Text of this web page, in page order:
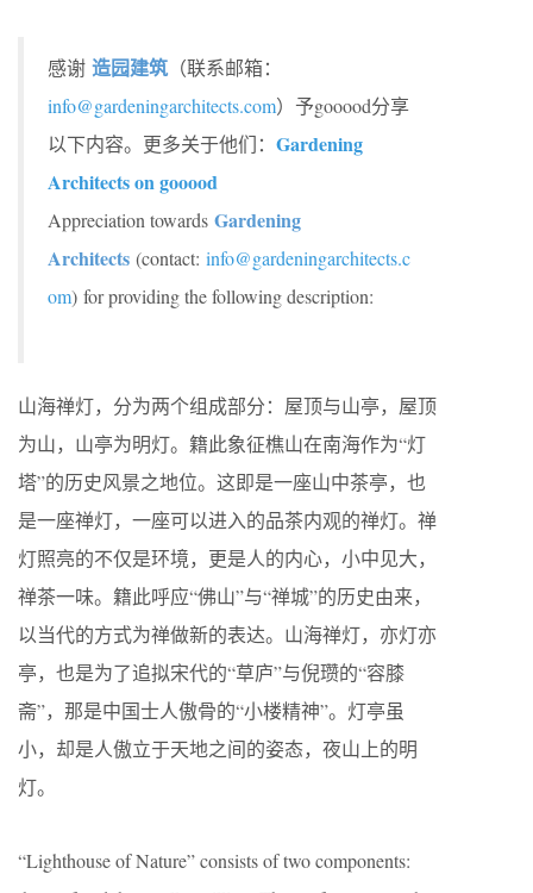
感谢 造园建筑 （联系邮箱：
info@gardeningarchitects.com）予gooood分享
以下内容。更多关于他们： Gardening
Architects on gooood
Appreciation towards Gardening
Architects (contact: info@gardeningarchitects.c
om) for providing the following description:
山海禅灯，分为两个组成部分：屋顶与山亭，屋顶
为山，山亭为明灯。籍此象征樵山在南海作为“灯
塔”的历史风景之地位。这即是一座山中茶亭，也
是一座禅灯，一座可以进入的品茶内观的禅灯。禅
灯照亮的不仅是环境，更是人的内心，小中见大，
禅茶一味。籍此呼应“佛山”与“禅城”的历史由来，
以当代的方式为禅做新的表达。山海禅灯，亦灯亦
亭，也是为了追拟宋代的“草庐”与倪瓒的“容膝
斋”，那是中国士人傲骨的“小楼精神”。灯亭虽
小，却是人傲立于天地之间的姿态，夜山上的明
灯。
“Lighthouse of Nature” consists of two components: